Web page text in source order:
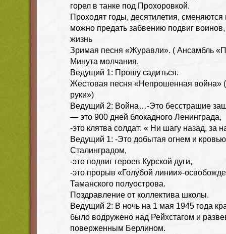
горел в танке под Прохоровкой.
Проходят годы, десятилетия, сменяются
можно предать забвению подвиг
жизнь
Зримая песня «Журавли». ( Ансамбль
Минута молчания.
Ведущий 1: Прошу садиться.
Жестовая песня «Непрошенная
руки»)
Ведущий 2: Война…-Это бесстрашие
— это 900 дней блокадного Ленинграда,
-это клятва солдат: « Ни шагу назад, за
Ведущий 1: -Это добытая огнем и
Сталинградом,
-это подвиг героев Курской дуги,
-это прорыв «Голубой линии»-
Таманского полуострова.
Поздравление от коллектива школы.
Ведущий 2: В ночь на 1 мая 1945 года
было водружено над Рейхстагом и
поверженным Берлином.